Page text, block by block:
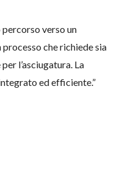
verso un
che richiede sia
l’asciugatura. La
ed efficiente.”